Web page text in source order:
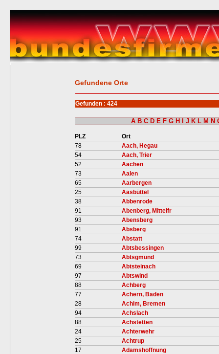
Gefundene Orte
Gefunden : 424
A B C D E F G H J K L M N
PLZ
Ort
78
Aach, Hegau
54
Aach, Trier
52
Aachen
73
Aalen
65
Aarbergen
25
Aasbüttel
38
Abbenrode
91
Abenberg, Mittelfr
93
Abensberg
91
Absberg
74
Abstatt
99
Abtsbessingen
73
Abtsgmünd
69
Abtsteinach
97
Abtswind
88
Achberg
77
Achern, Baden
28
Achim, Bremen
94
Achslach
88
Achstetten
24
Achterwehr
25
Achtrup
17
Adamshoffnung